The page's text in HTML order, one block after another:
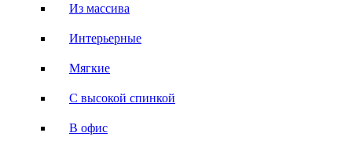
Из массива
Интерьерные
Мягкие
С высокой спинкой
В офис